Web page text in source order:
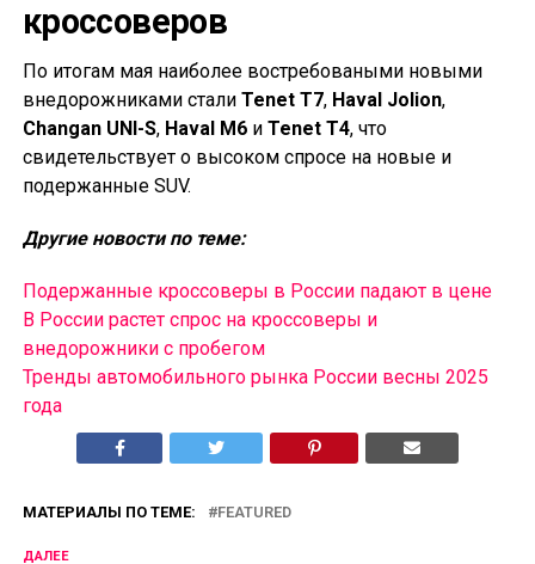
кроссоверов
По итогам мая наиболее востребоваными новыми
внедорожниками стали Tenet T7, Haval Jolion,
Changan UNI-S, Haval M6и Tenet T4, что
свидетельствует о высоком спросе на новые и
подержанные SUV.
Другие новости по теме:
Подержанные кроссоверы в России падают в цене
В России растет спрос на кроссоверы и
внедорожники с пробегом
Тренды автомобильного рынка России весны 2025
года
МАТЕРИАЛЫ ПО ТЕМЕ: FEATURED
ДАЛЕЕ